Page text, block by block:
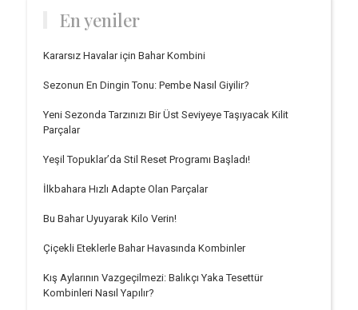
En yeniler
Kararsız Havalar için Bahar Kombini
Sezonun En Dingin Tonu: Pembe Nasıl Giyilir?
Yeni Sezonda Tarzınızı Bir Üst Seviyeye Taşıyacak Kilit
Parçalar
Yeşil Topuklar’da Stil Reset Programı Başladı!
İlkbahara Hızlı Adapte Olan Parçalar
Bu Bahar Uyuyarak Kilo Verin!
Çiçekli Eteklerle Bahar Havasında Kombinler
Kış Aylarının Vazgeçilmezi: Balıkçı Yaka Tesettür
Kombinleri Nasıl Yapılır?